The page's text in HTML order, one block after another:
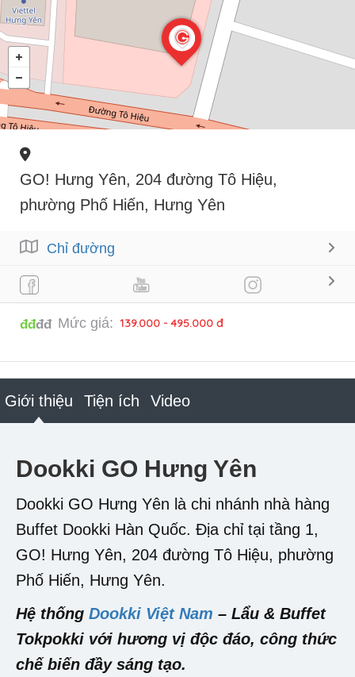
GO! Hưng Yên, 204 đường Tô Hiệu,
phường Phố Hiến, Hưng Yên
Chỉ đường
đđđđ Mức giá: 139.000 - 495.000 đ
Giới thiệu Tiện ích Video
Dookki GO Hưng Yên
Dookki GO Hưng Yên là chi nhánh nhà hàng
Buffet Dookki Hàn Quốc. Địa chỉ tại tầng 1,
GO! Hưng Yên, 204 đường Tô Hiệu, phường
Phố Hiến, Hưng Yên.
Hệ thống Dookki Việt Nam – Lẩu & Buffet
Tokpokki với hương vị độc đáo, công thức
chế biến đầy sáng tạo.